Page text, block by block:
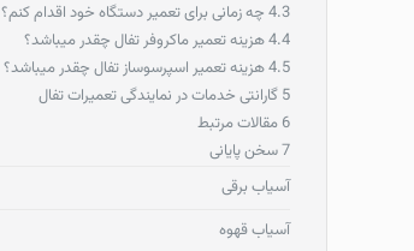
4.3 چه زمانی برای تعمیر دستگاه خود اقدام کنم؟
4.4هزینه تعمیر ماکروفر تفال چقدر میباشد؟
4.5هزینه تعمیر اسپرسوساز تفال چقدر میباشد؟
5 گارانتی خدمات در نمایندگی تعمیرات تفال
6 مقالات مرتبط
7سخن پایانی
آسیاب برقی
آسیاب قهوه